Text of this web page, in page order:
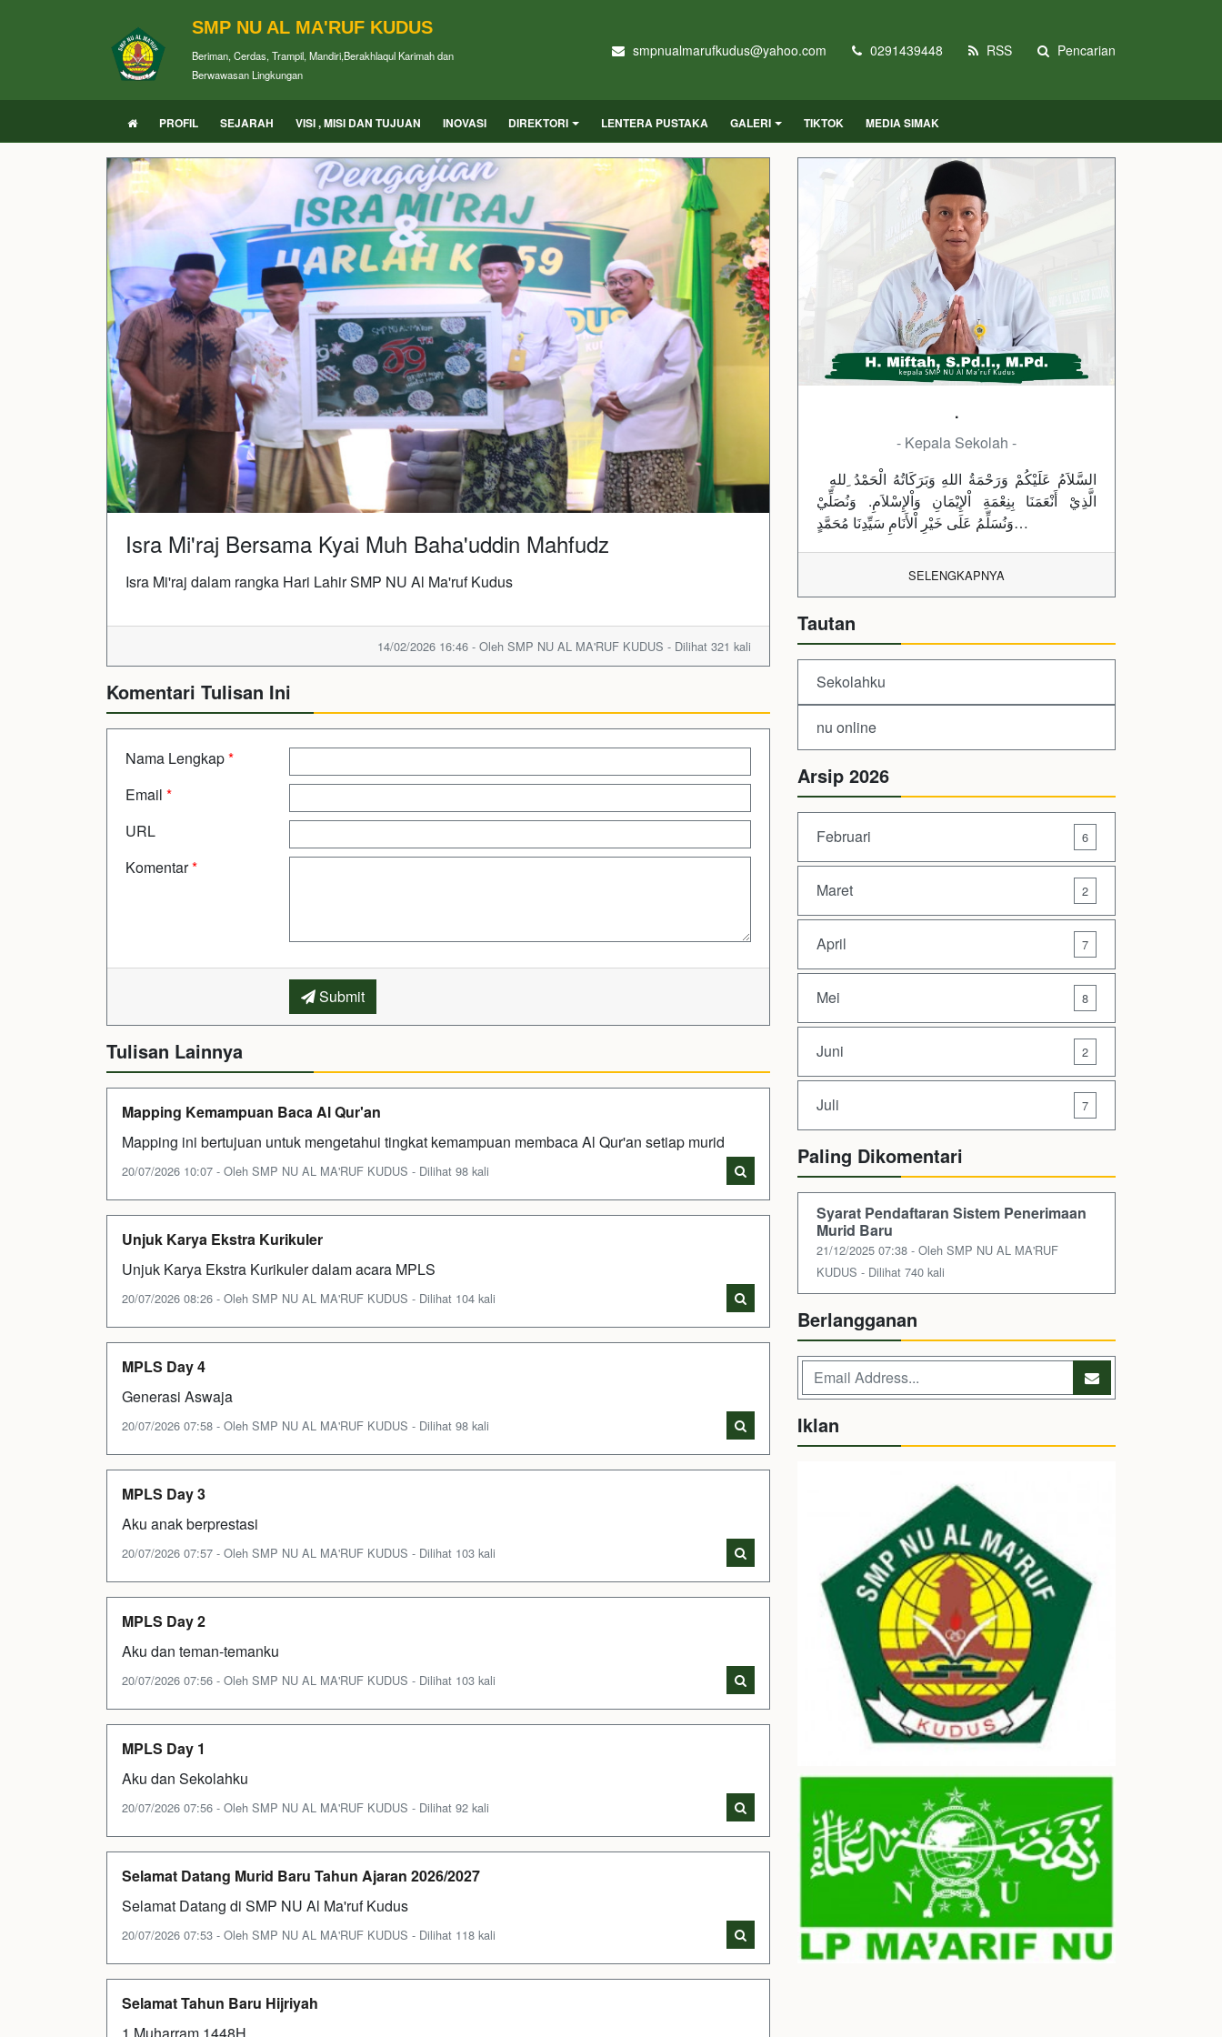
SMP NU AL MA'RUF KUDUS
Beriman, Cerdas, Trampil, Mandiri,Berakhlaqul Karimah dan
Berwawasan Lingkungan
smpnualmarufkudus@yahoo.com 0291439448 RSS Pencarian
PROFIL SEJARAH VISI , MISI DAN TUJUAN INOVASI DIREKTORI LENTERA PUSTAKA GALERI TIKTOK MEDIA SIMAK
Isra Mi'raj Bersama Kyai Muh Baha'uddin Mahfudz
Isra Mi'raj dalam rangka Hari Lahir SMP NU Al Ma'ruf Kudus
14/02/2026 16:46 - Oleh SMP NU AL MA'RUF KUDUS - Dilihat 321 kali
Komentari Tulisan Ini
Nama Lengkap*
Email *
URL
Komentar*
Submit
Tulisan Lainnya
Mapping Kemampuan Baca Al Qur'an
Mapping ini bertujuan untuk mengetahui tingkat kemampuan membaca Al Qur'an setiap murid
20/07/2026 10:07 - Oleh SMP NU AL MA'RUF KUDUS - Dilihat 98 kali
Unjuk Karya Ekstra Kurikuler
Unjuk Karya Ekstra Kurikuler dalam acara MPLS
20/07/2026 08:26 - Oleh SMP NU AL MA'RUF KUDUS - Dilihat 104 kali
MPLS Day 4
Generasi Aswaja
20/07/2026 07:58 - Oleh SMP NU AL MA'RUF KUDUS - Dilihat 98 kali
MPLS Day 3
Aku anak berprestasi
20/07/2026 07:57 - Oleh SMP NU AL MA'RUF KUDUS - Dilihat 103 kali
MPLS Day 2
Aku dan teman-temanku
20/07/2026 07:56 - Oleh SMP NU AL MA'RUF KUDUS - Dilihat 103 kali
MPLS Day 1
Aku dan Sekolahku
20/07/2026 07:56 - Oleh SMP NU AL MA'RUF KUDUS - Dilihat 92 kali
Selamat Datang Murid Baru Tahun Ajaran 2026/2027
Selamat Datang di SMP NU Al Ma'ruf Kudus
20/07/2026 07:53 - Oleh SMP NU AL MA'RUF KUDUS - Dilihat 118 kali
Selamat Tahun Baru Hijriyah
.
- Kepala Sekolah -
الَّذِيْ أَنْعَمَنَا بِنِعْمَةِ اْلإِيْمَانِ وَاْلإِسْلاَمِ. وَنُصَلِّيْ
وَنُسَلِّمُ عَلَى خَيْرِ اْلأَنَامِ سَيِّدِنَا مُحَمَّدٍ…
SELENGKAPNYA
Tautan
Sekolahku
nu online
Arsip 2026
Februari 6
Maret 2
April 7
Mei 8
Juni 2
Juli 7
Paling Dikomentari
Syarat Pendaftaran Sistem Penerimaan
Murid Baru
21/12/2025 07:38 - Oleh SMP NU AL MA'RUF
KUDUS - Dilihat 740 kali
Berlangganan
Iklan